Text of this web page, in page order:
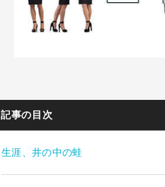
記事の目次
生涯、井の中の蛙